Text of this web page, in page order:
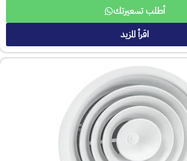
أطلب تسعيرتك
اقرأ المزيد